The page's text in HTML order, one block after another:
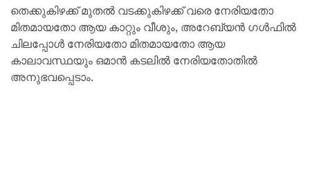
തെക്കുകിഴക്ക് മുതൽ വടക്കുകിഴക്ക് വരെ നേരിയതോ
മിതമായതോ ആയ കാറ്റും വീശും, അറേബ്യൻ ഗൾഫിൽ
ചിലപ്പോൾ നേരിയതോ മിതമായതോ ആയ
കാലാവസ്ഥയും ഒമാൻ കടലിൽ നേരിയതോതിൽ
അനുഭവപ്പെടാം.